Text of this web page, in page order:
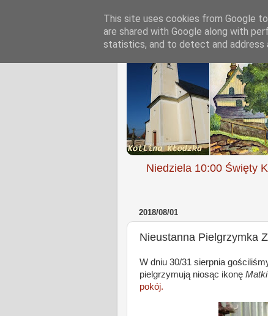
Niedziela 10:00 Święty
2018/08/01
Nieustanna Pielgrzymka
W dniu 30/31 sierpnia
pielgrzymują niosąc ikonę
pokój.
This site uses cookies from Google
are shared with Google along with
statistics, and to detect and address